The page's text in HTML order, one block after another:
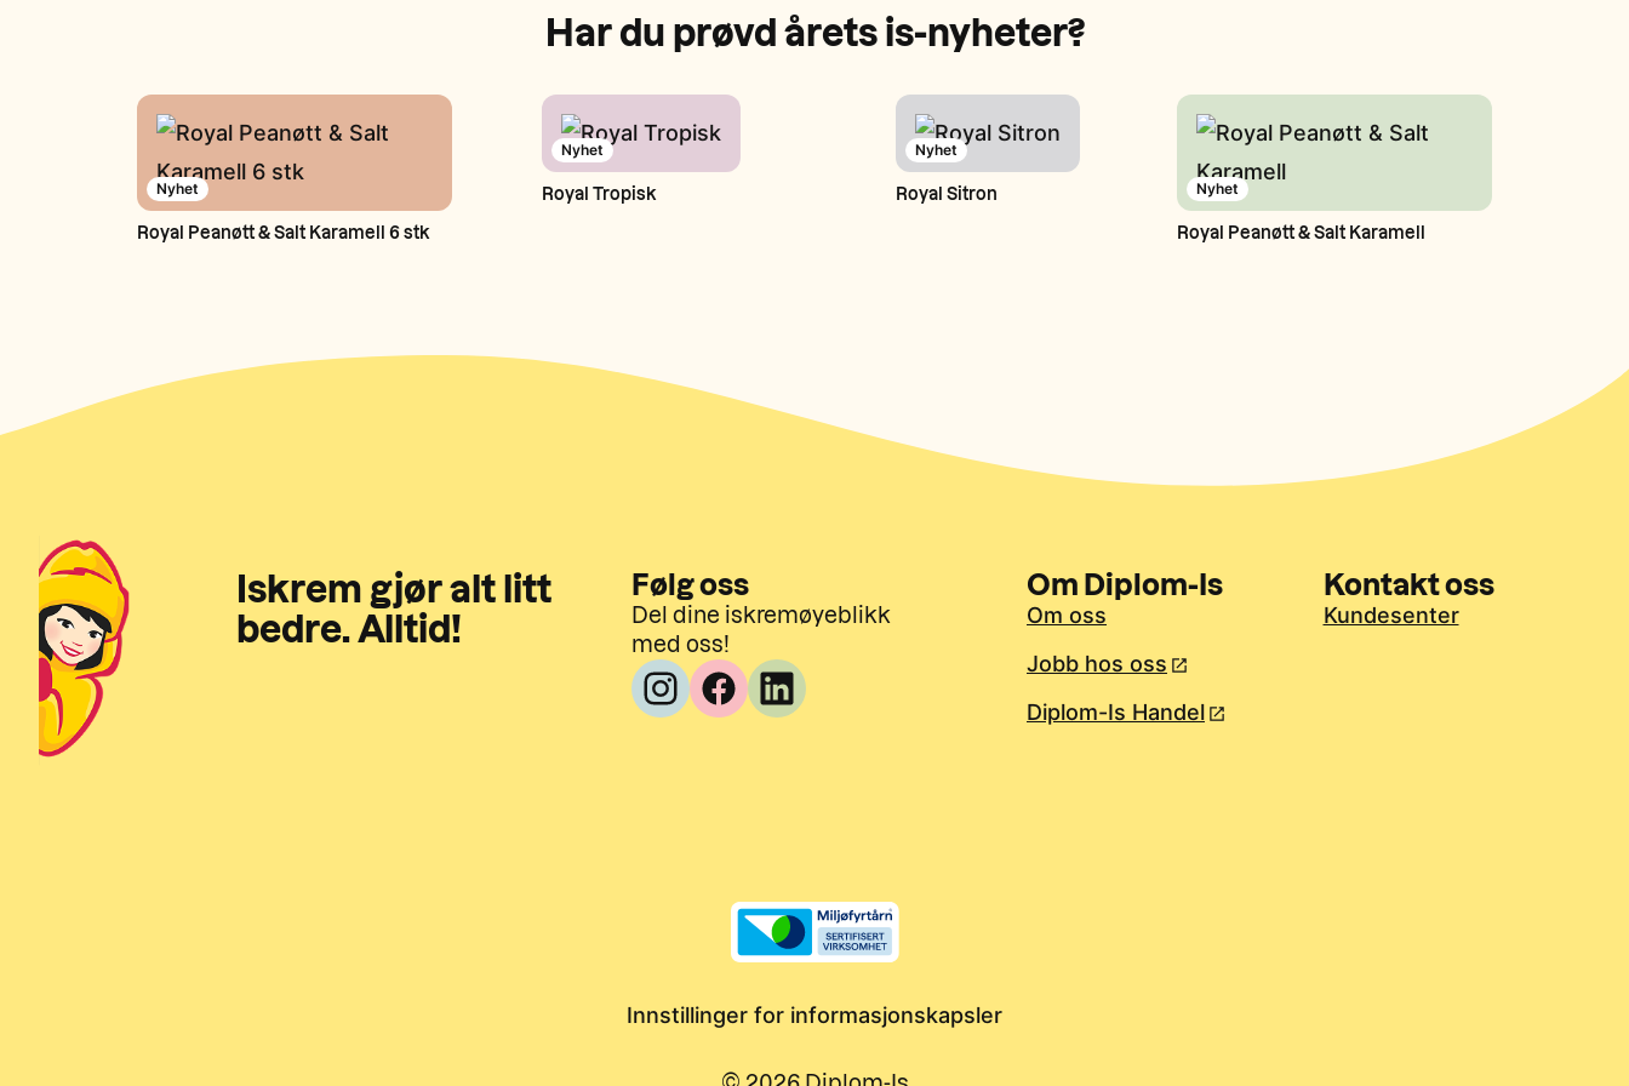
Har du prøvd årets is-nyheter?
Nyhet
Royal Peanøtt & Salt Karamell 6 stk
Nyhet
Royal Tropisk
Nyhet
Royal Sitron Nyhet
Royal Peanøtt & Salt Karamell
Iskrem gjør alt litt
bedre. Alltid!
Følg oss
Del dine iskremøyeblikk
med oss!
Om Diplom-Is
Om oss
Jobb hos oss
Diplom-Is Handel
Kontakt oss
Kundesenter
Innstillinger for informasjonskapsler